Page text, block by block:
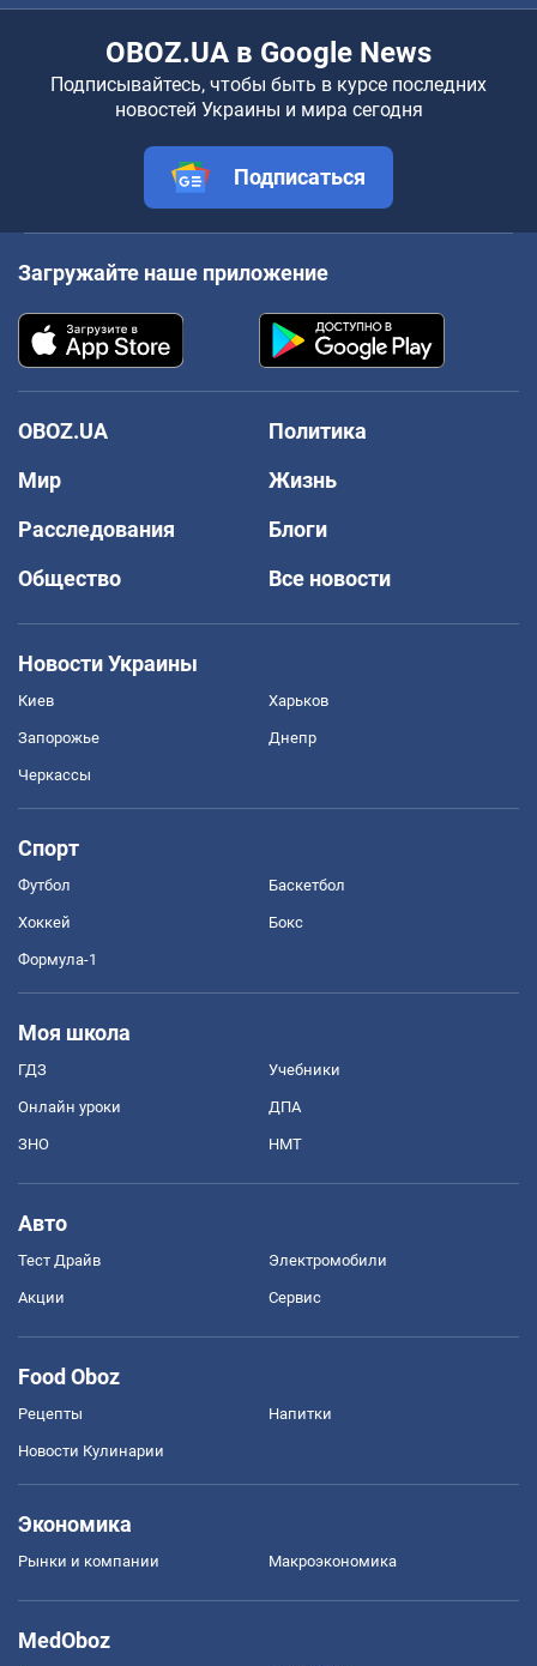
OBOZ.UA в Google News
Подписывайтесь, чтобы быть в курсе последних
новостей Украины и мира сегодня
Подписаться
Загружайте наше приложение
OBOZ.UA
Политика
Мир
Жизнь
Расследования
Блоги
Общество
Все новости
Новости Украины
Киев Харьков
Запорожье Днепр
Черкассы
Спорт
Футбол Баскетбол
Хоккей Бокс
Формула-1
Моя школа
ГДЗ Учебники
Онлайн уроки ДПА
ЗНО НМТ
Авто
Тест Драйв Электромобили
Акции Сервис
Food Oboz
Рецепты Напитки
Новости Кулинарии
Экономика
Рынки и компании Mакроэкономика
MedOboz